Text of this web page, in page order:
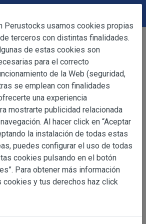
Granos,Cereales y Semillas
g
Condiciones Generales regulan la
del que es titular ALBERT
adelante, PERUSTOCKS).
de cualesquiera de los productos
Perustocks usamos cookies propias
terceros con distintas finalidades.
de estas cookies son
para el correcto
de la Web (seguridad,
se emplean con finalidades
una experiencia
mostrarte publicidad relacionada
Al hacer click en “Aceptar
la instalación de todas estas
puedes configurar el uso de todas
cookies pulsando en el botón
Para obtener más información
cookies y tus derechos haz click